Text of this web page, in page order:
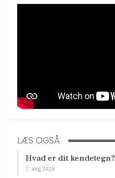
LÆS OGSÅ
Hvad er dit kendetegn?
7. aug 2026